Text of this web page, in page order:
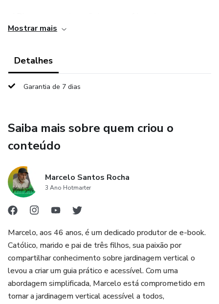
Mostrar mais
Detalhes
Garantia de 7 dias
Saiba mais sobre quem criou o
conteúdo
Marcelo Santos Rocha
3 Ano Hotmarter
Marcelo, aos 46 anos, é um dedicado produtor de e-book.
Católico, marido e pai de três filhos, sua paixão por
compartilhar conhecimento sobre jardinagem vertical o
levou a criar um guia prático e acessível. Com uma
abordagem simplificada, Marcelo está comprometido em
tornar a jardinagem vertical acessível a todos,